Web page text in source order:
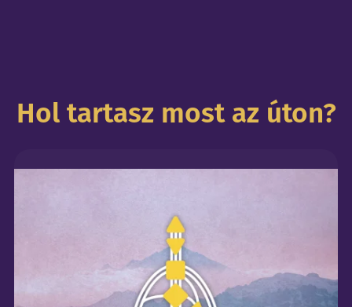
Hol tartasz most az úton?